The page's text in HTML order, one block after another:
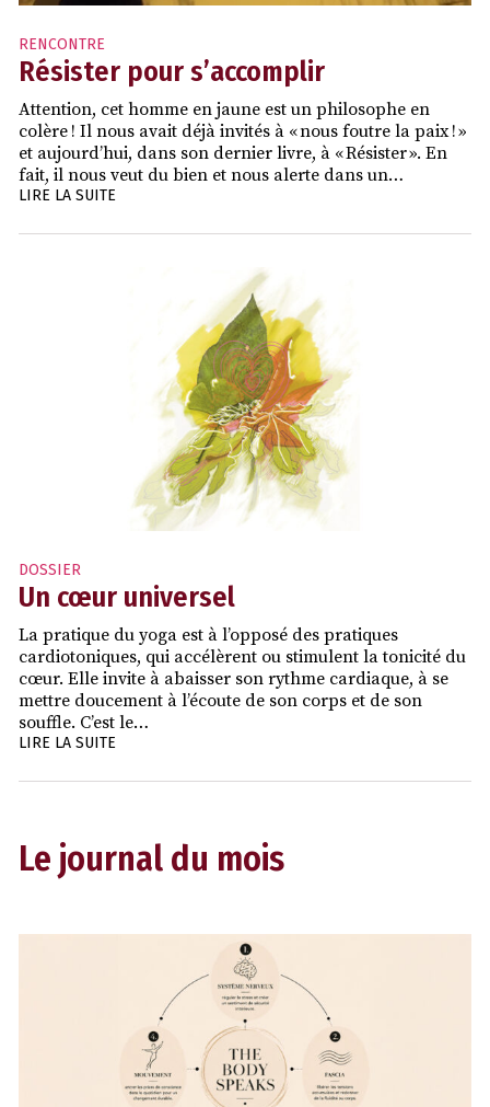
RENCONTRE
Résister pour s’accomplir
Attention, cet homme en jaune est un philosophe en
colère ! Il nous avait déjà invités à « nous foutre la paix ! »
et aujourd’hui, dans son dernier livre, à « Résister ». En
fait, il nous veut du bien et nous alerte dans un…
LIRE LA SUITE
DOSSIER
Un cœur universel
La pratique du yoga est à l’opposé des pratiques
cardiotoniques, qui accélèrent ou stimulent la tonicité du
cœur. Elle invite à abaisser son rythme cardiaque, à se
mettre doucement à l’écoute de son corps et de son
souffle. C’est le…
LIRE LA SUITE
Le journal du mois